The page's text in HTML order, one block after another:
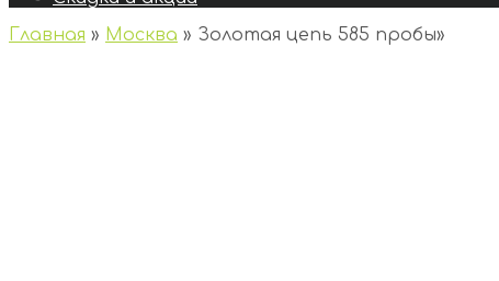
Главная » Москва » Золотая цепь 585 пробы»